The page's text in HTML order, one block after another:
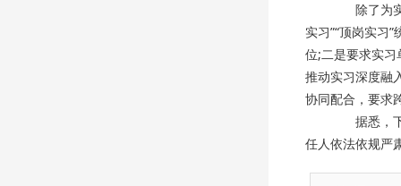
除了为实
实习”“顶岗实习
位;二是要求实
推动实习深度融
协同配合，要求
据悉，下
任人依法依规严